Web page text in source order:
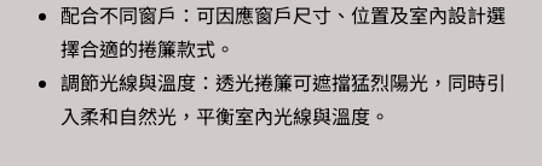
配合不同窗戶：可因應窗戶尺寸、位置及室內設計選
擇合適的捲簾款式 。
調節光線與溫度： 透光捲簾可遮擋猛烈陽光，同時引
入柔和自然光，平衡室內光線與溫度。